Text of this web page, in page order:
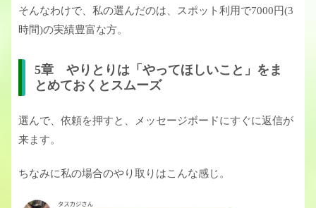
そんなわけで、私の選んだのは、スポット利用で7000円(3
時間)の実績豊富な方。
5章 やりとりは「やってほしいこと」をま
とめておくとスムーズ
選んで、依頼を押すと、メッセージボードにすぐに返信が
来ます。
ちなみに私の場合のやり取りはこんな感じ。